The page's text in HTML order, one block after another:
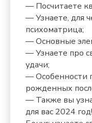
— Посчитаете
— Узнаете, для
психоматрица;
— Основные
— Узнаете про
удачи;
— Особенности
рожденных
— Также вы
для вас 2024 год!